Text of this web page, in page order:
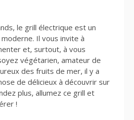
le grill électrique est un
Il vous invite à
et, surtout, à vous
végétarien, amateur de
des fruits de mer, il y a
de délicieux à découvrir sur
plus, allumez ce grill et
!